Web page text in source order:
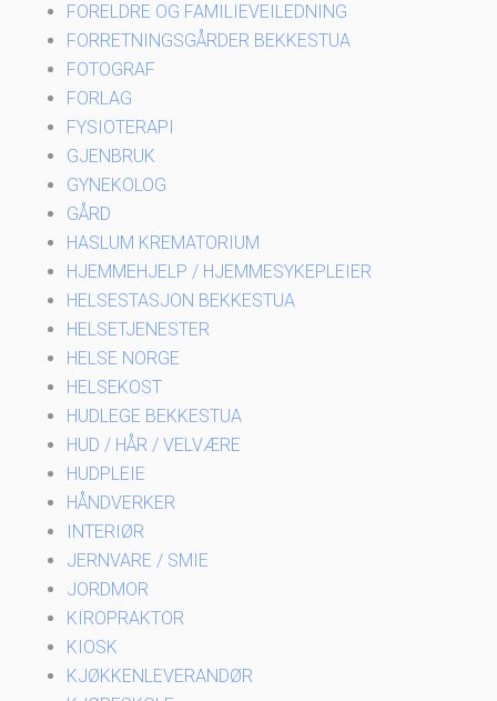
FORELDRE OG FAMILIEVEILEDNING
FORRETNINGSGÅRDER BEKKESTUA
FOTOGRAF
FORLAG
FYSIOTERAPI
GJENBRUK
GYNEKOLOG
GÅRD
HASLUM KREMATORIUM
HJEMMEHJELP / HJEMMESYKEPLEIER
HELSESTASJON BEKKESTUA
HELSETJENESTER
HELSE NORGE
HELSEKOST
HUDLEGE BEKKESTUA
HUD / HÅR / VELVÆRE
HUDPLEIE
HÅNDVERKER
INTERIØR
JERNVARE / SMIE
JORDMOR
KIROPRAKTOR
KIOSK
KJØKKENLEVERANDØR